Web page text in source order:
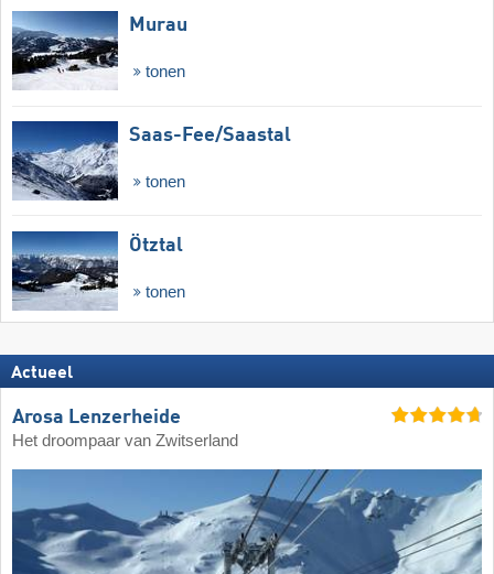
Murau
tonen
Saas-Fee/​Saastal
tonen
Ötztal
tonen
Actueel
Arosa Lenzerheide
Het droompaar van Zwitserland